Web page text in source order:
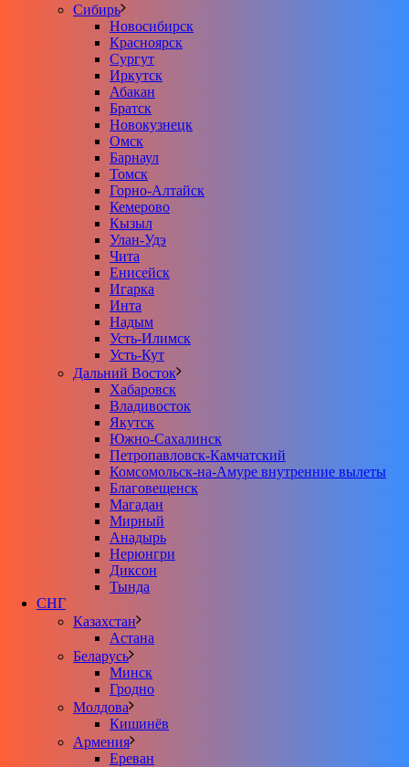
Сибирь
Новосибирск
Красноярск
Сургут
Иркутск
Абакан
Братск
Новокузнецк
Омск
Барнаул
Томск
Горно-Алтайск
Кемерово
Кызыл
Улан-Удэ
Чита
Енисейск
Игарка
Инта
Надым
Усть-Илимск
Усть-Кут
Дальний Восток
Хабаровск
Владивосток
Якутск
Южно-Сахалинск
Петропавловск-Камчатский
Комсомольск-на-Амуре внутренние вылеты
Благовещенск
Магадан
Мирный
Анадырь
Нерюнгри
Диксон
Тында
СНГ
Казахстан
Астана
Беларусь
Минск
Гродно
Молдова
Кишинёв
Армения
Ереван